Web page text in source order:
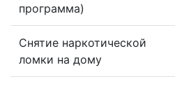
программа)
Снятие наркотической
ломки на дому